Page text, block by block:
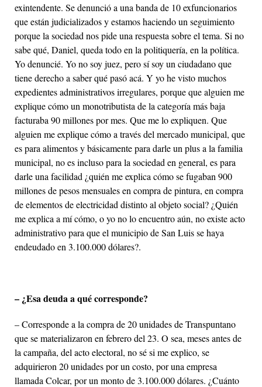
exintendente. Se denunció a una banda de 10 exfuncionarios
que están judicializados y estamos haciendo un seguimiento
porque la sociedad nos pide una respuesta sobre el tema. Si no
sabe qué, Daniel, queda todo en la politiquería, en la política.
Yo denuncié. Yo no soy juez, pero sí soy un ciudadano que
tiene derecho a saber qué pasó acá. Y yo he visto muchos
expedientes administrativos irregulares, porque que alguien me
explique cómo un monotributista de la categoría más baja
facturaba 90 millones por mes. Que me lo expliquen. Que
alguien me explique cómo a través del mercado municipal, que
es para alimentos y básicamente para darle un plus a la familia
municipal, no es incluso para la sociedad en general, es para
darle una facilidad ¿quién me explica cómo se fugaban 900
millones de pesos mensuales en compra de pintura, en compra
de elementos de electricidad distinto al objeto social? ¿Quién
me explica a mí cómo, o yo no lo encuentro aún, no existe acto
administrativo para que el municipio de San Luis se haya
endeudado en 3.100.000 dólares?.
– ¿Esa deuda a qué corresponde?
– Corresponde a la compra de 20 unidades de Transpuntano
que se materializaron en febrero del 23. O sea, meses antes de
la campaña, del acto electoral, no sé si me explico, se
adquirieron 20 unidades por un costo, por una empresa
llamada Colcar, por un monto de 3.100.000 dólares. ¿Cuánto